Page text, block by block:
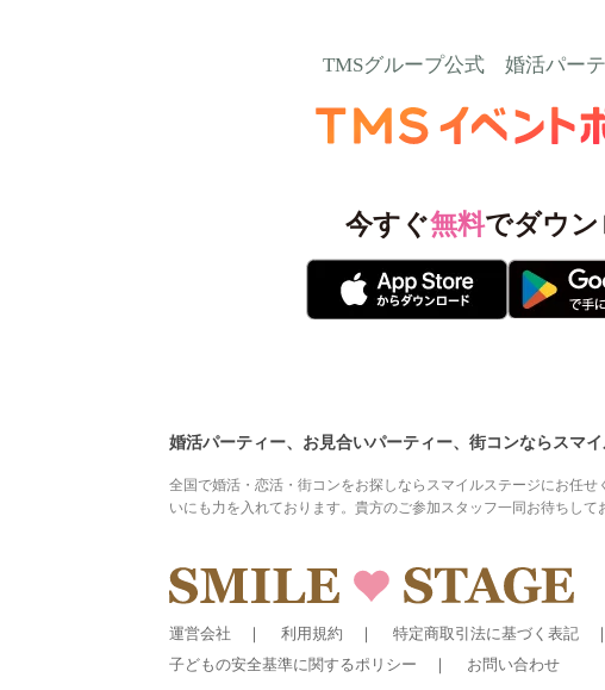
TMSグループ公式 婚活パー
今すぐ無料でダウン
婚活パーティー、お見合いパーティー、街コンならスマイ
全国で婚活・恋活・街コンをお探しならスマイルステージにお任
いにも力を入れております。貴方のご参加スタッフ一同お待ちして
運営会社 利用規約 特定商取引法に基づく表記
子どもの安全基準に関するポリシー
お問い合わせ